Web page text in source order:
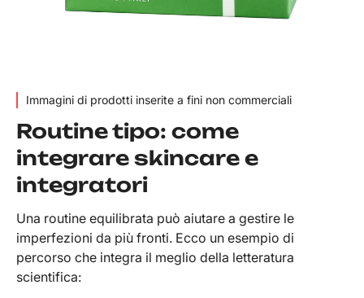
Immagini di prodotti inserite a fini non commerciali
Routine tipo: come
integrare skincare e
integratori
Una routine equilibrata può aiutare a gestire le
imperfezioni da più fronti. Ecco un esempio di
percorso che integra il meglio della letteratura
scientifica: